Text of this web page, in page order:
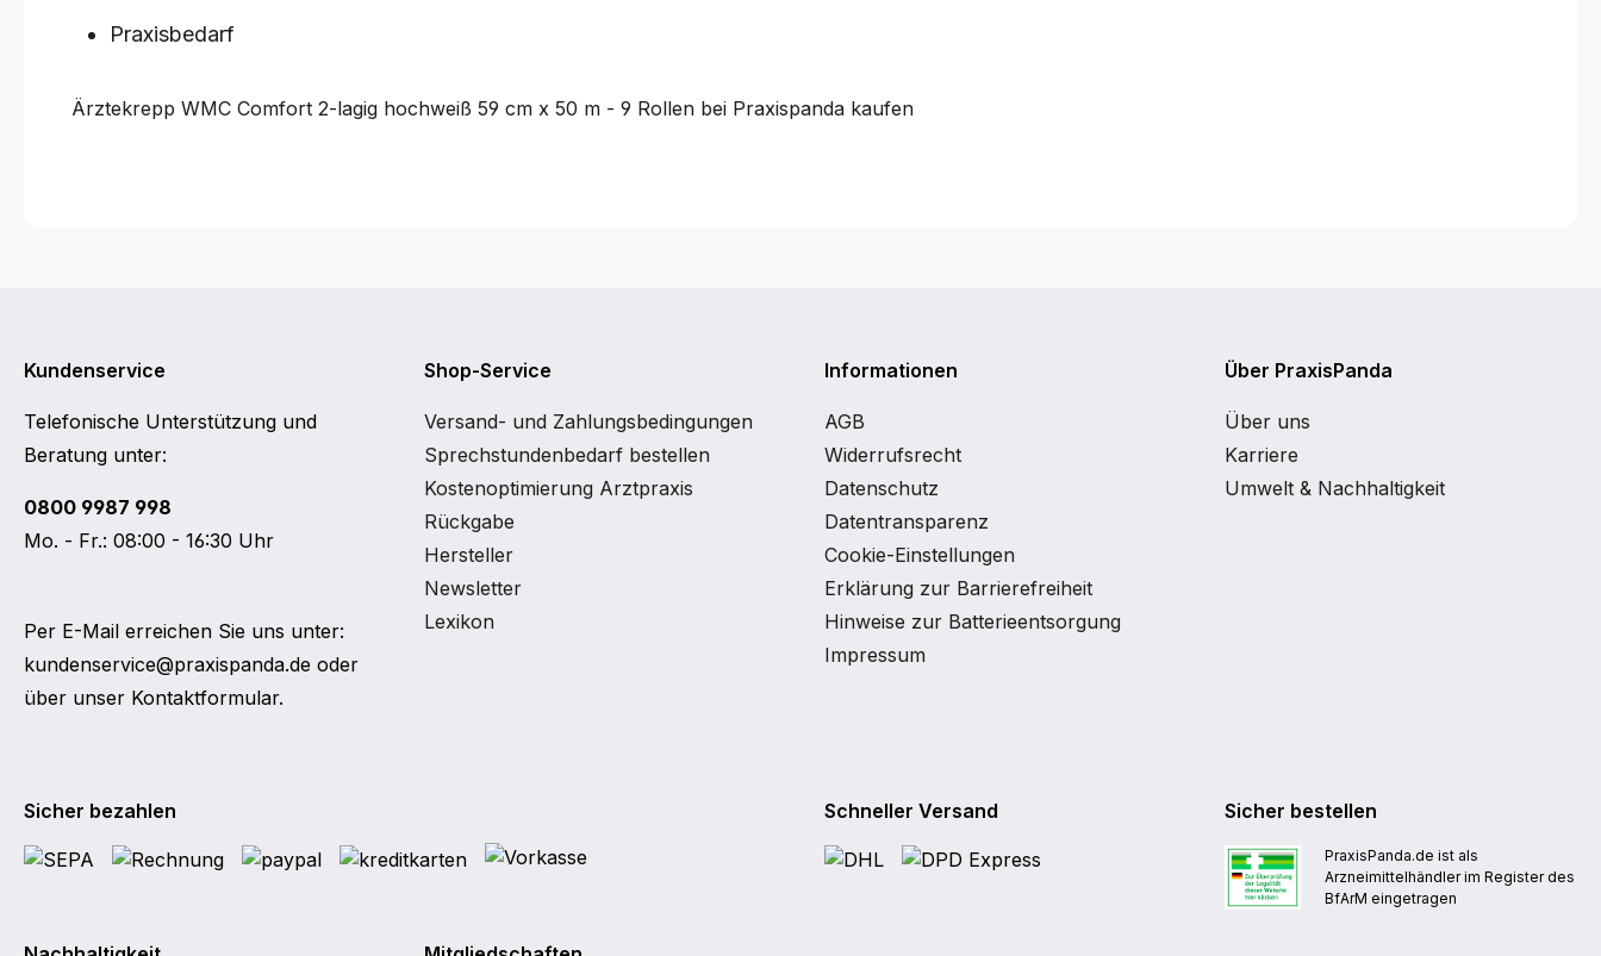
Praxisbedarf
Ärztekrepp WMC Comfort 2-lagig hochweiß 59 cm x 50 m - 9 Rollen bei Praxispanda kaufen
Kundenservice
Telefonische Unterstützung und
Beratung unter:
0800 9987 998
Mo. - Fr.: 08:00 - 16:30 Uhr
Per E-Mail erreichen Sie uns unter:
kundenservice@praxispanda.de oder
über unser Kontaktformular.
Shop-Service
Versand- und Zahlungsbedingungen
Sprechstundenbedarf bestellen
Kostenoptimierung Arztpraxis
Rückgabe
Hersteller
Newsletter
Lexikon
Informationen
AGB
Widerrufsrecht
Datenschutz
Datentransparenz
Cookie-Einstellungen
Erklärung zur Barrierefreiheit
Hinweise zur Batterieentsorgung
Impressum
Über PraxisPanda
Über uns
Karriere
Umwelt & Nachhaltigkeit
Sicher bezahlen Schneller Versand Sicher bestellen
PraxisPanda.de ist als
Arzneimittelhändler im Register des
BfArM eingetragen